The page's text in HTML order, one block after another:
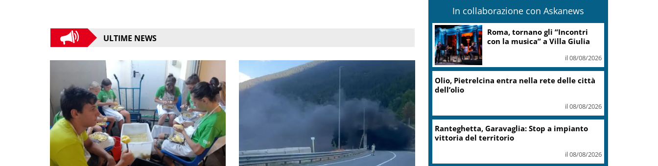
ULTIME NEWS
In collaborazione con Askanews
Roma, tornano gli “Incontri
con la musica” a Villa Giulia
il 08/08/2026
Olio, Pietrelcina entra nella rete delle città
dell’olio
il 08/08/2026
Ranteghetta, Garavaglia: Stop a impianto
vittoria del territorio
il 08/08/2026